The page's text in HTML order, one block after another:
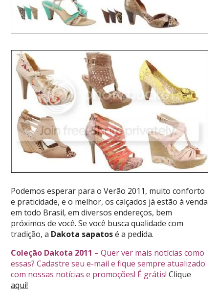
Podemos esperar para o Verão 2011, muito conforto
e praticidade, e o melhor, os calçados já estão à venda
em todo Brasil, em diversos endereços, bem
próximos de você. Se você busca qualidade com
tradição, a Dakota sapatosé a pedida.
Coleção Dakota 2011 – Quer ver mais notícias como
essas? Cadastre seu e-mail e fique sempre atualizado
com nossas notícias e promoções! É grátis!Clique
aqui!